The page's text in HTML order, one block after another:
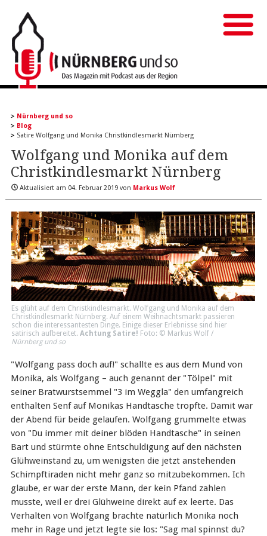
Nürnberg und so
Blog
Satire Wolfgang und Monika Christkindlesmarkt Nürnberg
Wolfgang und Monika auf dem
Christkindlesmarkt Nürnberg
Aktualisiert am 04. Februar 2019von Markus Wolf
Es glüht auf dem Christkindlesmarkt. Wolfgang und Monika auf dem
Christkindlesmarkt Nürnberg. Auf einem Weihnachtsmarkt passieren
schon die interessantesten Dinge. Einige dieser Erlebnisse sind hier
satirisch aufbereitet. Achtung Satire! Foto: © Markus Wolf /
Nürnberg und so
"Wolfgang pass doch auf!" schallte es aus dem Mund von
Monika, als Wolfgang – auch genannt der "Tölpel" mit
seiner Bratwurstsemmel "3 im Weggla" den umfangreich
enthalten Senf auf Monikas Handtasche tropfte. Damit war
der Abend für beide gelaufen. Wolfgang grummelte etwas
von "Du immer mit deiner blöden Handtasche" in seinen
Bart und stürmte ohne Entschuldigung auf den nächsten
Glühweinstand zu, um wenigsten die jetzt anstehenden
Schimpftiraden nicht mehr ganz so mitzubekommen. Ich
glaube, er war der erste Mann, der kein Pfand zahlen
musste, weil er drei Glühweine direkt auf ex leerte. Das
Verhalten von Wolfgang brachte natürlich Monika noch
mehr in Rage und jetzt legte sie los: "Sag mal spinnst du?